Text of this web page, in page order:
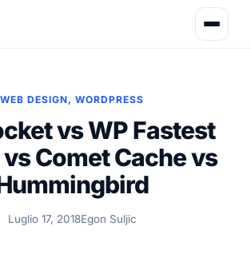
WEB DESIGN, WORDPRESS
vs WP Fastest
Comet Cache vs
Luglio 17, 2018Egon Suljic